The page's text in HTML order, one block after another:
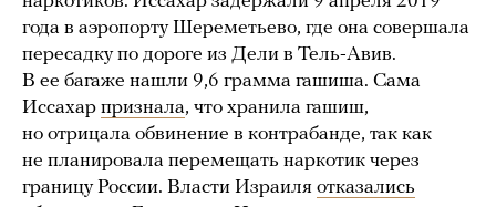
года в аэропорту Шереметьево, где она совершала
пересадку по дороге из Дели в Тель-Авив.
В ее багаже нашли 9,6 грамма гашиша. Сама
Иссахар признала, что хранила гашиш,
но отрицала обвинение в контрабанде, так как
не планировала перемещать наркотик через
границу России. Власти Израиля отказались